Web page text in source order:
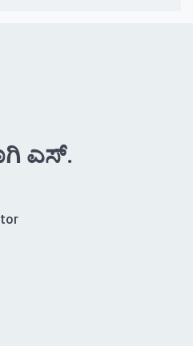
ಎಸ್.